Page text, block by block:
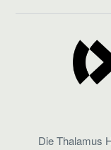
Die Thalamus